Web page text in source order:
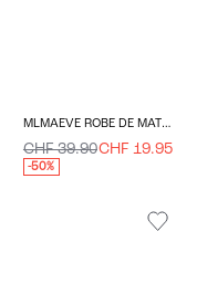
MLMAEVE ROBE DE MATERNITÉ
CHF 39.90CHF 19.95
-50%